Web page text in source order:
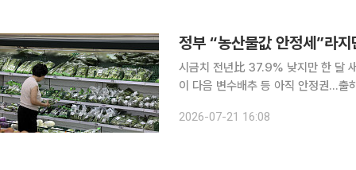
정부 “농산물값 안정세”라
시금치 전년比 37.9% 낮지만 한 달
이 다음 변수배추 등 아직 안정권…출하 감소 땐 8월 가격
과 비교하면 상승세로 돌아섰다. 정부
2026-07-21 16:08